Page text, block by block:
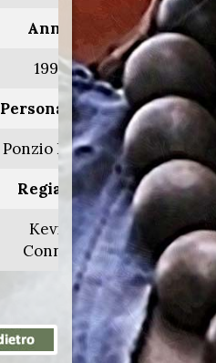
Anno:
1999
Personaggio:
Ponzio Pilato
Regia di:
Kevin
Connor